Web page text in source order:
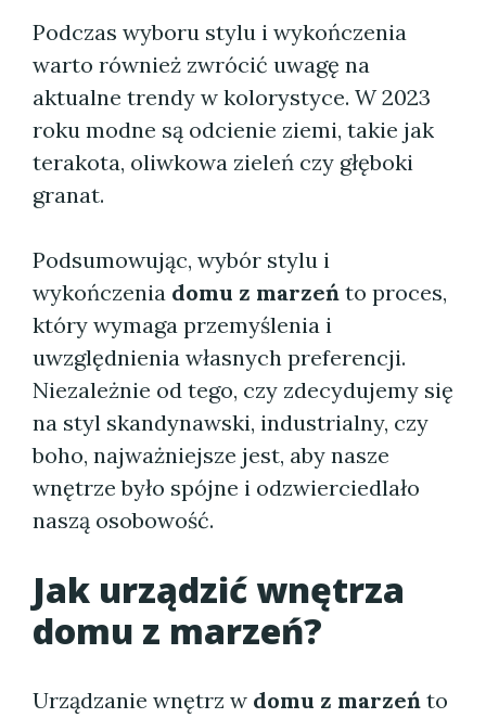
Podczas wyboru stylu i wykończenia
warto również zwrócić uwagę na
aktualne trendy w kolorystyce. W 2023
roku modne są odcienie ziemi, takie jak
terakota, oliwkowa zieleń czy głęboki
granat.
Podsumowując, wybór stylu i
wykończenia domu z marzeń to proces,
który wymaga przemyślenia i
uwzględnienia własnych preferencji.
Niezależnie od tego, czy zdecydujemy się
na styl skandynawski, industrialny, czy
boho, najważniejsze jest, aby nasze
wnętrze było spójne i odzwierciedlało
naszą osobowość.
Jak urządzić wnętrza
domu z marzeń?
Urządzanie wnętrz w domu z marzeń to